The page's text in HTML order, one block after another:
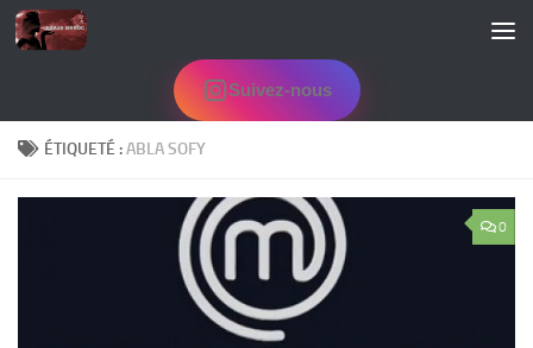
Skip to content
Suivez-nous
ÉTIQUETÉ :ABLA SOFY
0